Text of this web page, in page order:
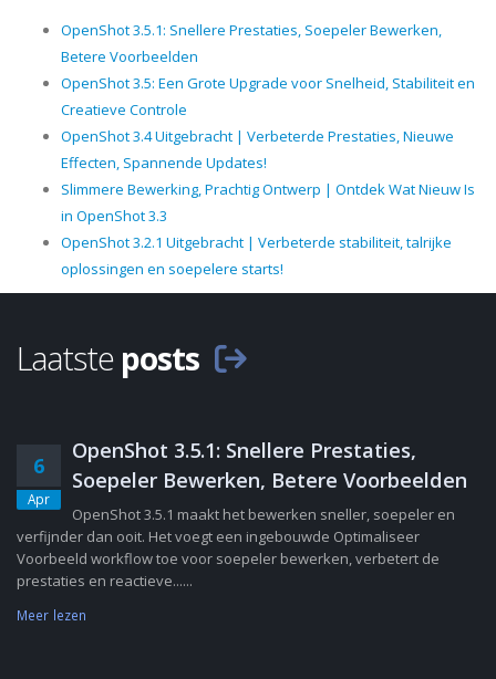
OpenShot 3.5.1: Snellere Prestaties, Soepeler Bewerken,
Betere Voorbeelden
OpenShot 3.5: Een Grote Upgrade voor Snelheid, Stabiliteit en
Creatieve Controle
OpenShot 3.4 Uitgebracht | Verbeterde Prestaties, Nieuwe
Effecten, Spannende Updates!
Slimmere Bewerking, Prachtig Ontwerp | Ontdek Wat Nieuw Is
in OpenShot 3.3
OpenShot 3.2.1 Uitgebracht | Verbeterde stabiliteit, talrijke
oplossingen en soepelere starts!
Laatste posts
6
Apr
OpenShot 3.5.1: Snellere Prestaties,
Soepeler Bewerken, Betere Voorbeelden
OpenShot 3.5.1 maakt het bewerken sneller, soepeler en
verfijnder dan ooit. Het voegt een ingebouwde Optimaliseer
Voorbeeld workflow toe voor soepeler bewerken, verbetert de
prestaties en reactieve......
Meer lezen